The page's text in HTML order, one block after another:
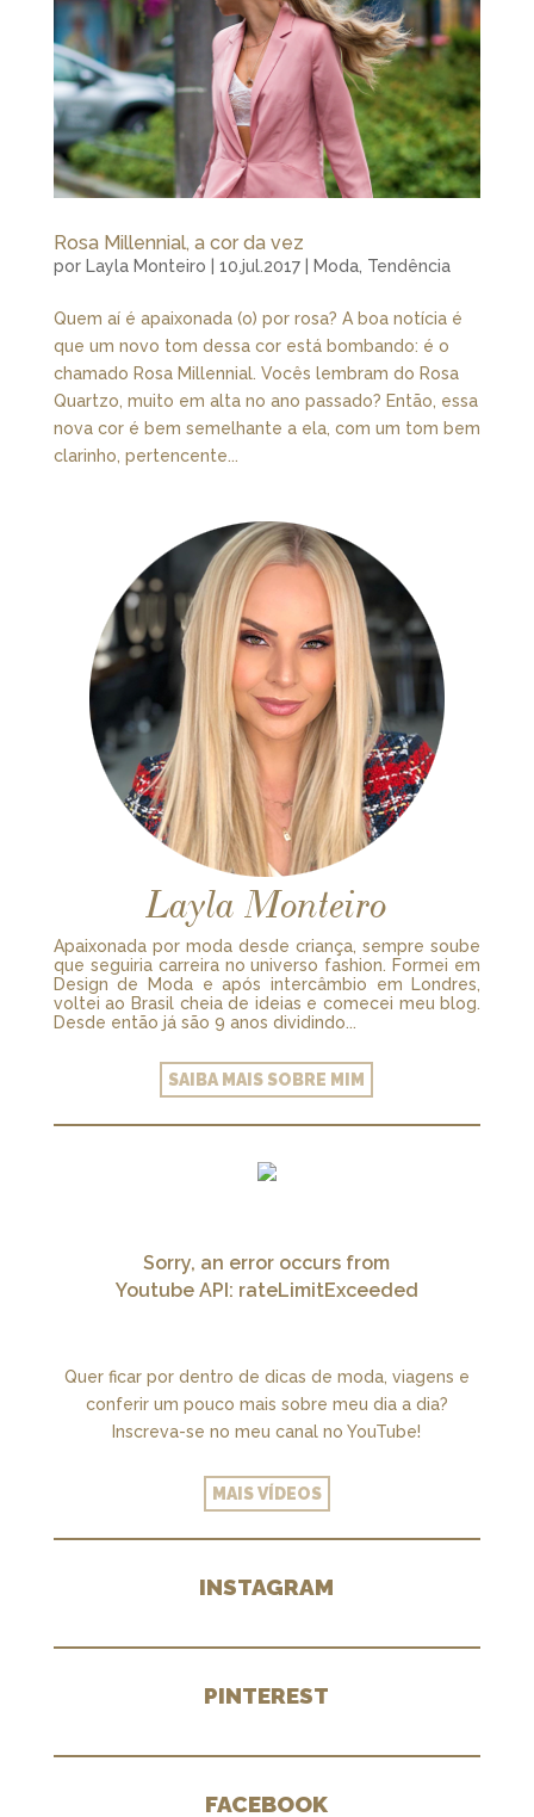
Rosa Millennial, a cor da vez
por Layla Monteiro 10.jul.2017| Moda, Tendência
Quem aí é apaixonada (o) por rosa? A boa notícia é
que um novo tom dessa cor está bombando: é o
chamado Rosa Millennial. Vocês lembram do Rosa
Quartzo, muito em alta no ano passado? Então, essa
nova cor é bem semelhante a ela, com um tom bem
clarinho, pertencente...
Layla Monteiro
Apaixonada por moda desde criança, sempre soube
que seguiria carreira no universo fashion. Formei em
Design de Moda e após intercâmbio em Londres,
voltei ao Brasil cheia de ideias e comecei meu blog.
Desde então já são 9 anos dividindo...
SAIBA MAIS SOBRE MIM
Sorry, an error occurs from
Youtube API: rateLimitExceeded
Quer ficar por dentro de dicas de moda, viagens e
conferir um pouco mais sobre meu dia a dia?
Inscreva-se no meu canal no YouTube!
MAIS VÍDEOS
INSTAGRAM
PINTEREST
FACEBOOK